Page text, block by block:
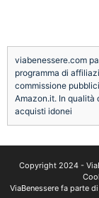
viabenessere.com
programma di
commissione
Amazon.it. In qualità
acquisti idonei
Copyright 2024 -
ViaBenessere fa parte di